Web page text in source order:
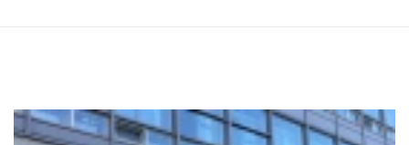
Пн – Чт: с 9:00 – 18:45 Пт: с 9:00 – 17:30